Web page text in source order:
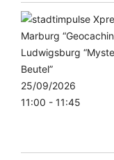
25/09/2026
11:00 - 11:45